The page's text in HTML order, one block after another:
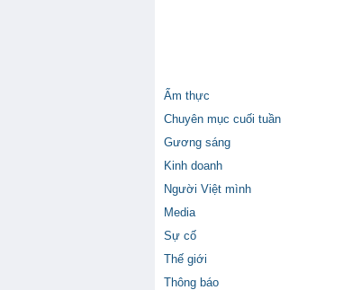
Ẩm thực
Chuyên mục cuối tuần
Gương sáng
Kinh doanh
Người Việt mình
Media
Sự cố
Thế giới
Thông báo